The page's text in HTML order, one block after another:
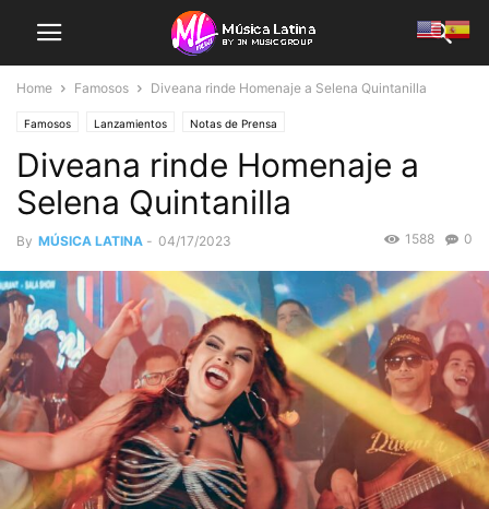
Home Famosos Diveana rinde Homenaje a Selena Quintanilla
Famosos Lanzamientos Notas de Prensa
Diveana rinde Homenaje a
Selena Quintanilla
By MÚSICA LATINA - 04/17/2023 0
1588